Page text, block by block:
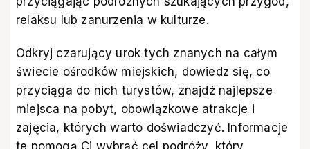
relaksu lub zanurzenia w kulturze.
Odkryj czarujący urok tych znanych na całym
świecie ośrodków miejskich, dowiedz się, co
przyciąga do nich turystów, znajdź najlepsze
miejsca na pobyt, obowiązkowe atrakcje i
zajęcia, których warto doświadczyć. Informacje